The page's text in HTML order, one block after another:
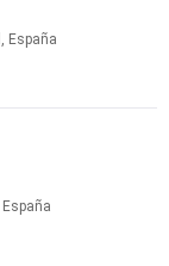
España